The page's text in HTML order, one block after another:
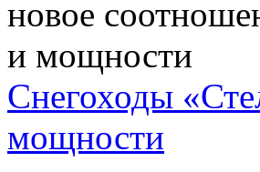
Снегоходы
мощности